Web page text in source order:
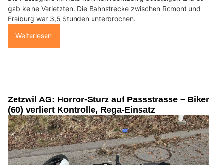
gab keine Verletzten. Die Bahnstrecke zwischen Romont und
Freiburg war 3,5 Stunden unterbrochen.
Weiterlesen
Zetzwil AG: Horror-Sturz auf Passstrasse – Biker
(60) verliert Kontrolle, Rega-Einsatz